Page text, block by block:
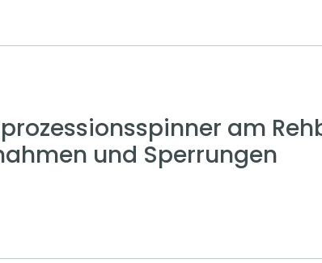
am
und Sperrungen